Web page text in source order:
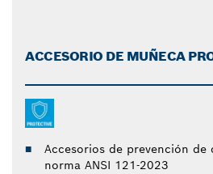
ACCESORIO DE MUÑECA
Accesorios de prevención de
norma ANSI 121-2023